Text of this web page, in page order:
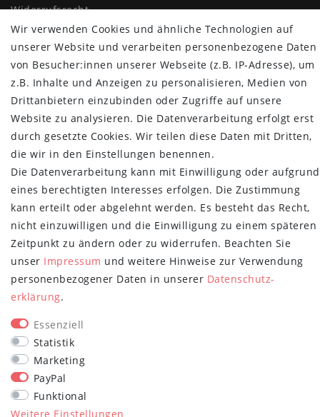
Widerrufs­recht
Vertrag widerrufen
MYPOPUPCLUB
Über uns
Retoure
Versand- und Zahlungsbedingungen
NEWSLETTER
E-MAIL **
Newsletter
Honig
Hiermit bestätige ich, dass ich die Daten­schutz­erklärung
Meine Einwilligung kann ich jederzeit widerrufen.**
Abonnieren
STAY CONNECTED
Wir verwenden Cookies und ähnliche Technologien auf
unserer Website und verarbeiten personenbezogene Daten
von Besucher:innen unserer Webseite (z.B. IP-Adresse), um
z.B. Inhalte und Anzeigen zu personalisieren, Medien von
Drittanbietern einzubinden oder Zugriffe auf unsere
Website zu analysieren. Die Datenverarbeitung erfolgt erst
durch gesetzte Cookies. Wir teilen diese Daten mit Dritten,
die wir in den Einstellungen benennen.
Die Datenverarbeitung kann mit Einwilligung oder aufgrund
eines berechtigten Interesses erfolgen. Die Zustimmung
kann erteilt oder abgelehnt werden. Es besteht das Recht,
nicht einzuwilligen und die Einwilligung zu einem späteren
Zeitpunkt zu ändern oder zu widerrufen. Beachten Sie
unser Impressum und weitere Hinweise zur Verwendung
personenbezogener Daten in unserer Daten­schutz­
erklärung.
Essenziell
Statistik
Marketing
PayPal
Funktional
Weitere Einstellungen